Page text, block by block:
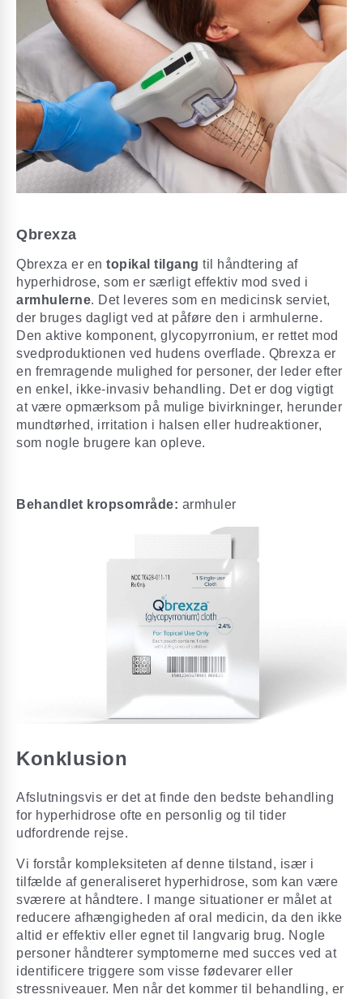
Qbrexza
Qbrexza er en topikal tilgang til håndtering af
hyperhidrose, som er særligt effektiv mod sved i
armhulerne. Det leveres som en medicinsk serviet,
der bruges dagligt ved at påføre den i armhulerne.
Den aktive komponent, glycopyrronium, er rettet mod
svedproduktionen ved hudens overflade. Qbrexza er
en fremragende mulighed for personer, der leder efter
en enkel, ikke-invasiv behandling. Det er dog vigtigt
at være opmærksom på mulige bivirkninger, herunder
mundtørhed, irritation i halsen eller hudreaktioner,
som nogle brugere kan opleve.
Behandlet kropsområde: armhuler
Konklusion
Afslutningsvis er det at finde den bedste behandling
for hyperhidrose ofte en personlig og til tider
udfordrende rejse.
Vi forstår kompleksiteten af denne tilstand, især i
tilfælde af generaliseret hyperhidrose, som kan være
sværere at håndtere. I mange situationer er målet at
reducere afhængigheden af oral medicin, da den ikke
altid er effektiv eller egnet til langvarig brug. Nogle
personer håndterer symptomerne med succes ved at
identificere triggere som visse fødevarer eller
stressniveauer. Men når det kommer til behandling, er